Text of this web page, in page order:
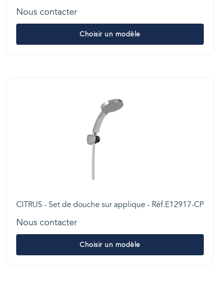
Nous contacter
Choisir un modèle
CITRUS - Set de douche sur applique - Réf.E12917-CP
Nous contacter
Choisir un modèle